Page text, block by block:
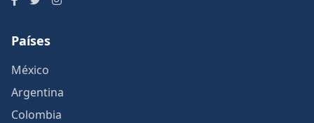
Países
México
Argentina
Colombia